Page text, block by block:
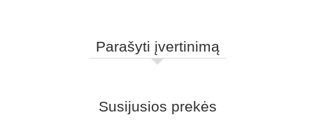
Parašyti įvertinimą
Susijusios prekės